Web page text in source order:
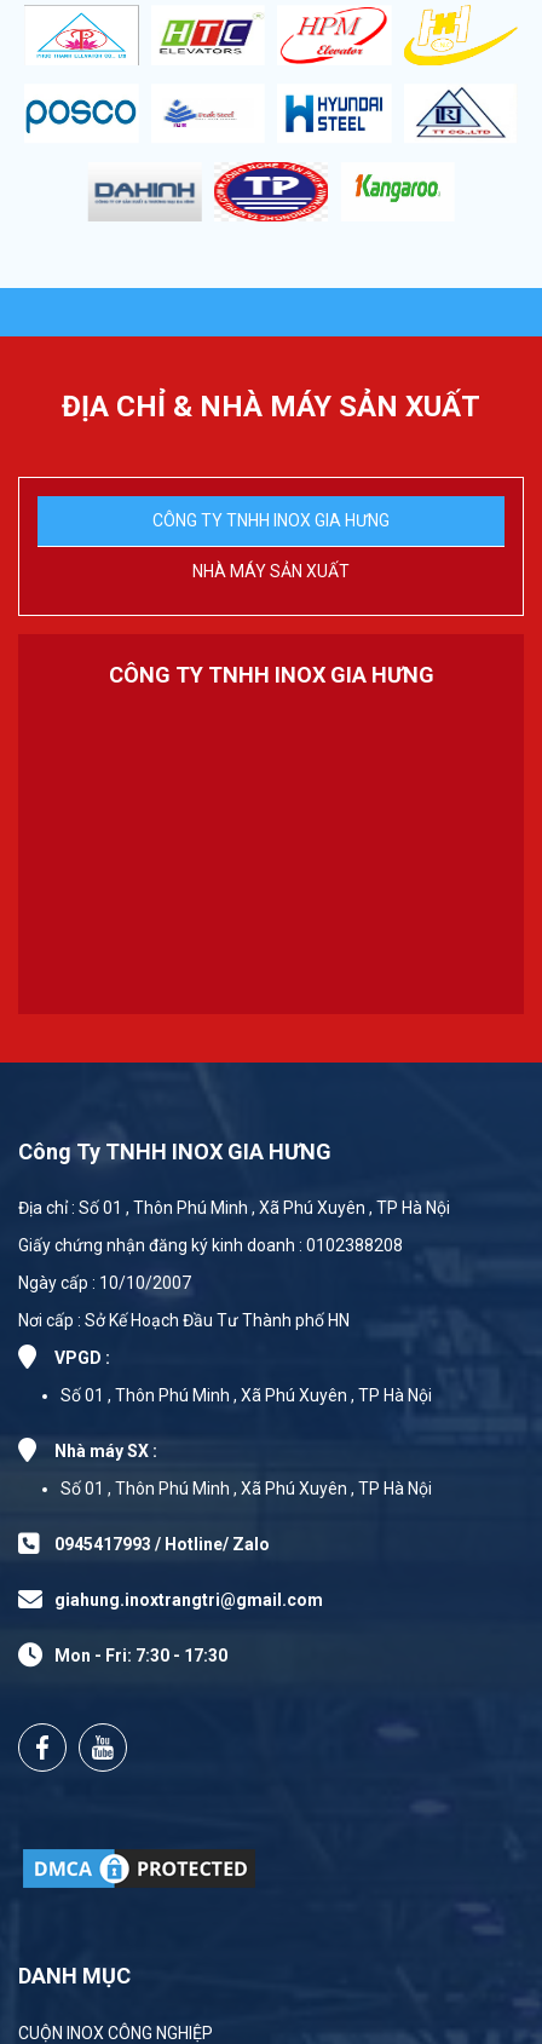
ĐỊA CHỈ & NHÀ MÁY SẢN XUẤT
CÔNG TY TNHH INOX GIA HƯNG
NHÀ MÁY SẢN XUẤT
CÔNG TY TNHH INOX GIA HƯNG
Công Ty TNHH INOX GIA HƯNG
Địa chỉ : Số 01 , Thôn Phú Minh , Xã Phú Xuyên , TP Hà Nội
Giấy chứng nhận đăng ký kinh doanh : 0102388208
Ngày cấp : 10/10/2007
Nơi cấp : Sở Kế Hoạch Đầu Tư Thành phố HN
VPGD :
Số 01 , Thôn Phú Minh , Xã Phú Xuyên , TP Hà Nội
Nhà máy SX :
Số 01 , Thôn Phú Minh , Xã Phú Xuyên , TP Hà Nội
0945417993 / Hotline/ Zalo
giahung.inoxtrangtri@gmail.com
Mon - Fri: 7:30 - 17:30
DANH MỤC
CUỘN INOX CÔNG NGHIỆP